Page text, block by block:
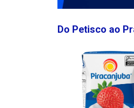
Do Petisco ao